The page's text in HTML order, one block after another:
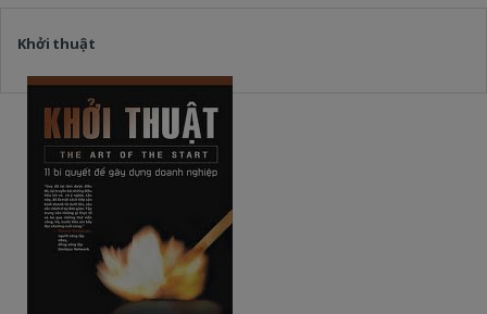
Khởi thuật